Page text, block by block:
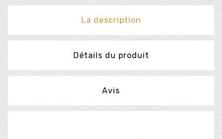
La description
Détails du produit
Avis